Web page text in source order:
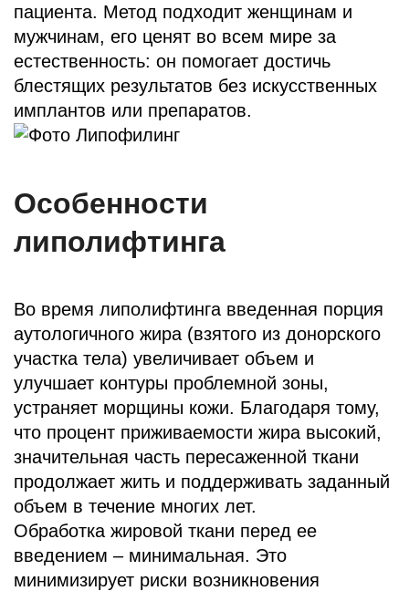
пациента. Метод подходит женщинам и
мужчинам, его ценят во всем мире за
естественность: он помогает достичь
блестящих результатов без искусственных
имплантов или препаратов.
Особенности
липолифтинга
Во время липолифтинга введенная порция
аутологичного жира (взятого из донорского
участка тела) увеличивает объем и
улучшает контуры проблемной зоны,
устраняет морщины кожи. Благодаря тому,
что процент приживаемости жира высокий,
значительная часть пересаженной ткани
продолжает жить и поддерживать заданный
объем в течение многих лет.
Обработка жировой ткани перед ее
введением – минимальная. Это
минимизирует риски возникновения